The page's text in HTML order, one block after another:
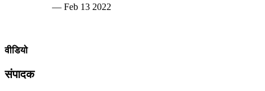
— Feb 13 2022
वीडियो
संपादक